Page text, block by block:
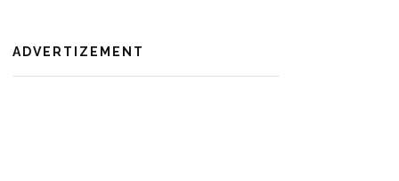
ADVERTIZEMENT